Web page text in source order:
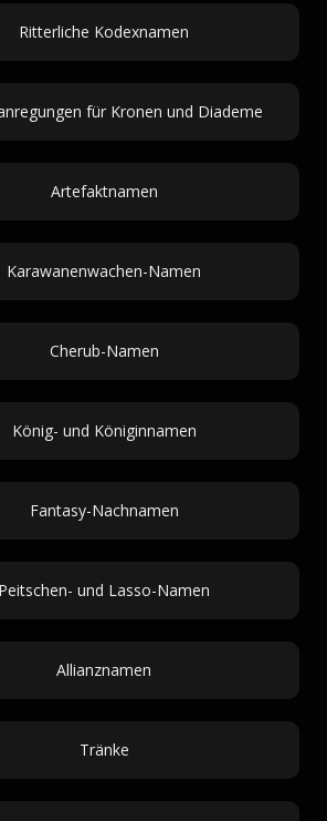
Ritterliche Kodexnamen
für Kronen und Diademe
Artefaktnamen
Karawanenwachen-Namen
Cherub-Namen
König- und Königinnamen
Fantasy-Nachnamen
Peitschen- und Lasso-Namen
Allianznamen
Tränke